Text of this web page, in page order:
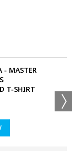
- MASTER
T-SHIRT